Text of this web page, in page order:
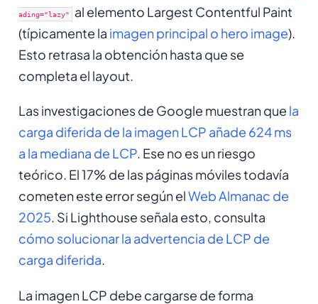
ading="lazy" al elemento Largest Contentful Paint
(típicamente la imagen principal o hero image).
Esto retrasa la obtención hasta que se
completa el layout.
Las investigaciones de Google muestran que la
carga diferida de la imagen LCP añade 624 ms
a la mediana de LCP. Ese no es un riesgo
teórico. El 17% de las páginas móviles todavía
cometen este error según elWeb Almanac de
2025. Si Lighthouse señala esto, consulta
cómo solucionar la advertencia de LCP de
carga diferida.
La imagen LCP debe cargarse de forma